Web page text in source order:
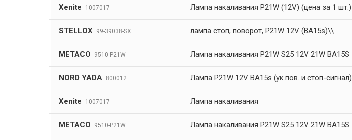
Xenite 1007017 Лампа накаливания P21W (12V) (цена за 1 шт.)
STELLOX 99-39038-SX лампа cтоп, поворот, P21W 12V (BA15s)\\
METACO 9510-P21W Лампа накаливания P21W S25 12V 21W BA15S
NORD YADA 800012 Лампа P21W 12V BA15s (ук.пов. и стоп-сигнал)
Xenite 1007017 Лампа накаливания
METACO 9510-P21W Лампа накаливания P21W S25 12V 21W BA15S